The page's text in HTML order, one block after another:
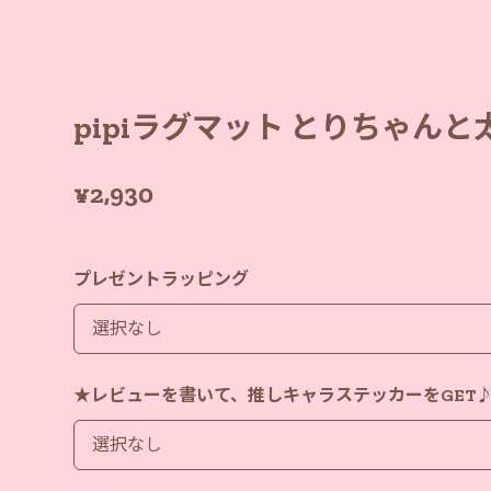
pipiラグマット とりちゃんと
¥2,930
プレゼントラッピング
★レビューを書いて、推しキャラステッカーを